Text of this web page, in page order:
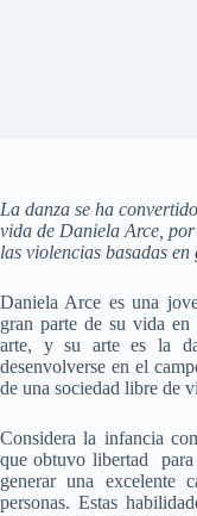
La danza se ha
vida de Daniela Arce,
las violencias basadas en
Daniela Arce es una
gran parte de su vida
arte, y su arte es la
desenvolverse en el
de una sociedad libre de
Considera la infancia
que obtuvo libertad para
generar una excelente
personas. Estas